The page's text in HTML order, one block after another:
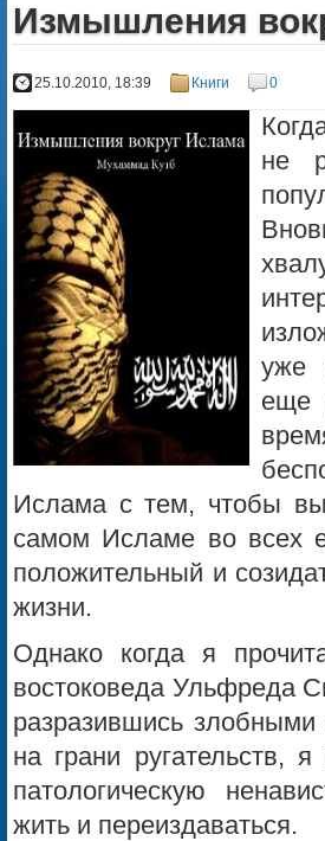
Измышления
25.10.2010, 18:39 Книги 0
не
уже
еще
Ислама с тем, чтобы
самом Исламе во всех
положительный и
жизни.
Однако когда я
востоковеда Ульфреда
разразившись
на грани ругательств,
патологическую
жить и переиздаваться.